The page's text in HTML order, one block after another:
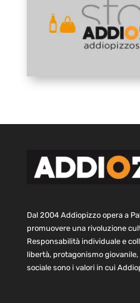
Dal 2004 Addiopizzo opera a
promuovere una rivoluzione
Responsabilità individuale e
libertà, protagonismo
sociale sono i valori in cui